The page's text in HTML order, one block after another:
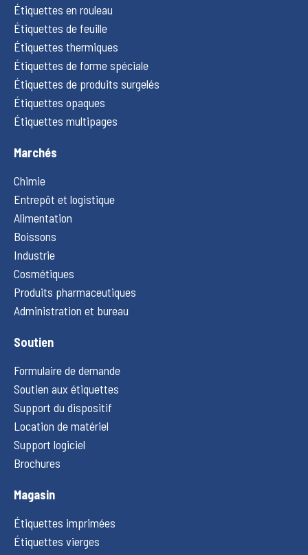
Étiquettes en rouleau
Étiquettes de feuille
Étiquettes thermiques
Étiquettes de forme spéciale
Étiquettes de produits surgelés
Étiquettes opaques
Étiquettes multipages
Marchés
Chimie
Entrepôt et logistique
Alimentation
Boissons
Industrie
Cosmétiques
Produits pharmaceutiques
Administration et bureau
Soutien
Formulaire de demande
Soutien aux étiquettes
Support du dispositif
Location de matériel
Support logiciel
Brochures
Magasin
Étiquettes imprimées
Étiquettes vierges